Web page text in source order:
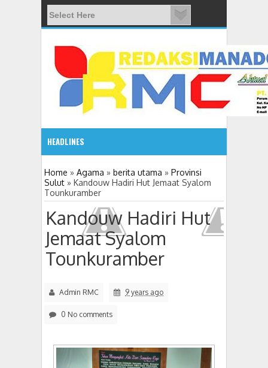
HEADLINES
08:03 AM
ADVETORIAL JONRU GANTIKAN MONO PIMPIN DPRD
Home » Agama » berita utama » Provinsi
Sulut » Kandouw Hadiri Hut Jemaat Syalom
Tounkuramber
Kandouw Hadiri Hut
Jemaat Syalom
Tounkuramber
Admin RMC 9 years ago
0 No comments